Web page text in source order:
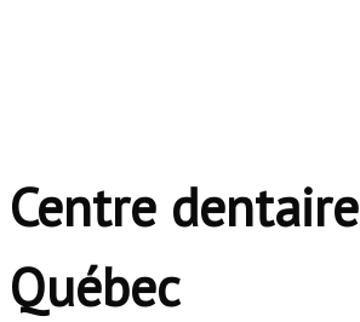
Centre dentaire
Québec